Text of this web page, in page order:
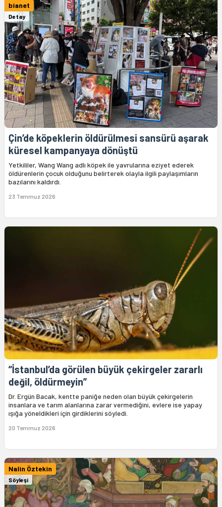
bianet
Detay
Çin’de köpeklerin öldürülmesi sansürü aşarak
küresel kampanyaya dönüştü
Yetkililer, Wang Wang adlı köpek ile yavrularına eziyet ederek
öldürenlerin çocuk olduğunu belirterek olayla ilgili paylaşımların
bazılarını kaldırdı.
23 Temmuz 2026
“İstanbul’da görülen büyük çekirgeler zararlı
değil, öldürmeyin”
Dr. Ergün Bacak, kentte paniğe neden olan büyük çekirgelerin
insanlara ve tarım alanlarına zarar vermediğini, evlere ise yapay
ışığa yöneldikleri için girdiklerini söyledi.
20 Temmuz 2026
Nalin Öztekin
Söyleşi